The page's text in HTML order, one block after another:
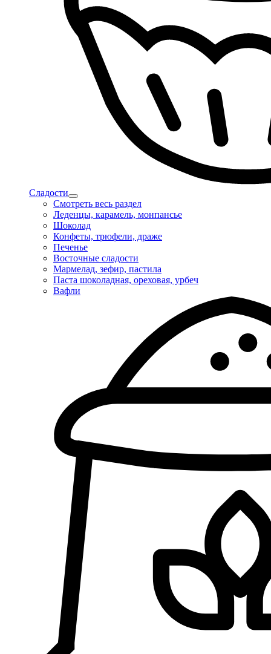
Сладости
Смотреть весь раздел
Леденцы, карамель, монпансье
Шоколад
Конфеты, трюфели, драже
Печенье
Восточные сладости
Мармелад, зефир, пастила
Паста шоколадная, ореховая, урбеч
Вафли